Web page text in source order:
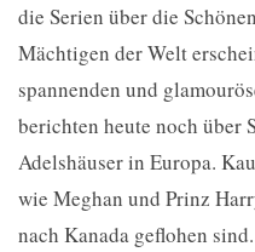
die Serien über die
Mächtigen der Welt
spannenden und
berichten heute noch über
Adelshäuser in Europa.
wie Meghan und Prinz
nach Kanada geflohen